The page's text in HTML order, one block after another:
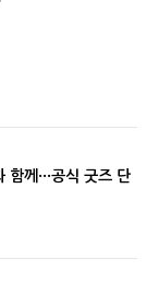
께···공식 굿즈 단